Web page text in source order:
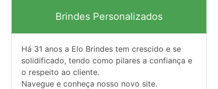
Brindes Personalizados
Há 31 anos a Elo Brindes tem crescido e se
solidificado, tendo como pilares a confiança e
o respeito ao cliente.
Navegue e conheça nosso novo site.